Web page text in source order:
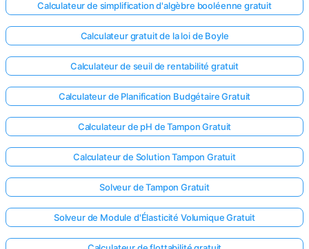
Calculateur de simplification d'algèbre booléenne gratuit
Calculateur gratuit de la loi de Boyle
Calculateur de seuil de rentabilité gratuit
Calculateur de Planification Budgétaire Gratuit
Calculateur de pH de Tampon Gratuit
Calculateur de Solution Tampon Gratuit
Solveur de Tampon Gratuit
Solveur de Module d'Élasticité Volumique Gratuit